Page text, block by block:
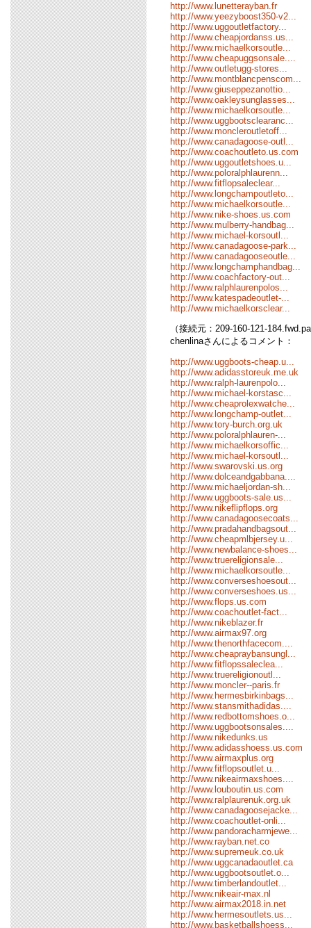
http://www.lunetterayban.fr
http://www.yeezyboost350-v2...
http://www.uggoutletfactory...
http://www.cheapjordanss.us...
http://www.michaelkorsoutle...
http://www.cheapuggsonsale....
http://www.outletugg-stores...
http://www.montblancpenscom...
http://www.giuseppezanottio...
http://www.oakleysunglasses...
http://www.michaelkorsoutle...
http://www.uggbootsclearanc...
http://www.moncleroutletoff...
http://www.canadagoose-outl...
http://www.coachoutleto.us.com
http://www.uggoutletshoes.u...
http://www.poloralphlaurenn...
http://www.fitflopsaleclear...
http://www.longchampoutleto...
http://www.michaelkorsoutle...
http://www.nike-shoes.us.com
http://www.mulberry-handbag...
http://www.michael-korsoutl...
http://www.canadagoose-park...
http://www.canadagooseoutle...
http://www.longchamphandbag...
http://www.coachfactory-out...
http://www.ralphlaurenpolos...
http://www.katespadeoutlet-...
http://www.michaelkorsclear...
（接続元：209-160-121-
chenlinaさんによるコメント：
http://www.uggboots-cheap.u...
http://www.adidasstoreuk.me.uk
http://www.ralph-laurenpolo...
http://www.michael-korstasc...
http://www.cheaprolexwatche...
http://www.longchamp-outlet...
http://www.tory-burch.org.uk
http://www.poloralphlauren-...
http://www.michaelkorsoffic...
http://www.michael-korsoutl...
http://www.swarovski.us.org
http://www.dolceandgabbana....
http://www.michaeljordan-sh...
http://www.uggboots-sale.us...
http://www.nikeflipflops.org
http://www.canadagoosecoats...
http://www.pradahandbagsout...
http://www.cheapmlbjersey.u...
http://www.newbalance-shoes...
http://www.truereligionsale...
http://www.michaelkorsoutle...
http://www.converseshoesout...
http://www.converseshoes.us...
http://www.flops.us.com
http://www.coachoutlet-fact...
http://www.nikeblazer.fr
http://www.airmax97.org
http://www.thenorthfacecom....
http://www.cheapraybansungl...
http://www.fitflopssaleclea...
http://www.truereligionoutl...
http://www.moncler--paris.fr
http://www.hermesbirkinbags...
http://www.stansmithadidas....
http://www.redbottomshoes.o...
http://www.uggbootsonsales....
http://www.nikedunks.us
http://www.adidasshoess.us.com
http://www.airmaxplus.org
http://www.fitflopsoutlet.u...
http://www.nikeairmaxshoes....
http://www.louboutin.us.com
http://www.ralplaurenuk.org.uk
http://www.canadagoosejacke...
http://www.coachoutlet-onli...
http://www.pandoracharmjewe...
http://www.rayban.net.co
http://www.supremeuk.co.uk
http://www.uggcanadaoutlet.ca
http://www.uggbootsoutlet.o...
http://www.timberlandoutlet...
http://www.nikeair-max.nl
http://www.airmax2018.in.net
http://www.hermesoutlets.us...
http://www.basketballshoess...